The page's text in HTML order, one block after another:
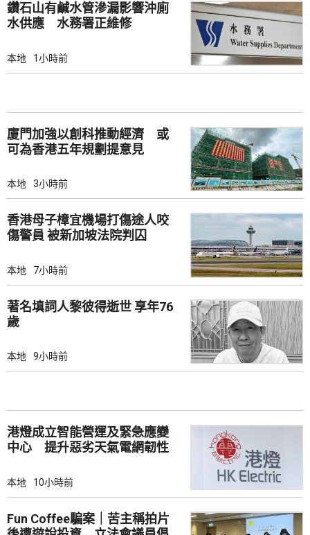
鑽石山有鹹水管滲漏影響沖廁
水供應 水務署正維修
本地 1小時前
廈門加強以創科推動經濟 或
可為香港五年規劃提意見
本地 3小時前
香港母子樟宜機場打傷途人咬
傷警員 被新加坡法院判囚
本地 7小時前
著名填詞人黎彼得逝世 享年76
歲
本地 9小時前
港燈成立智能營運及緊急應變
中心 提升惡劣天氣電網韌性
本地 10小時前
Fun Coffee騙案｜苦主稱拍片